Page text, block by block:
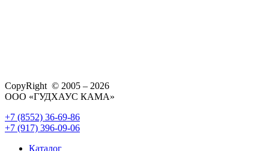
CopyRight © 2005 – 2026
ООО «ГУДХАУС КАМА»
+7 (8552) 36-69-86
+7 (917) 396-09-06
Каталог